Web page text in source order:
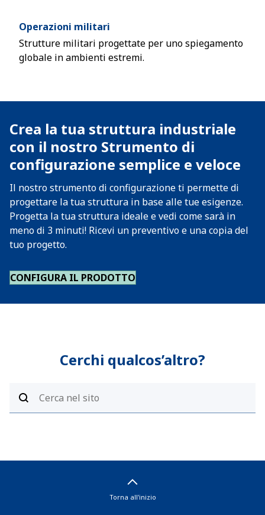
Operazioni militari
Strutture militari progettate per uno spiegamento
globale in ambienti estremi.
Crea la tua struttura industriale
con il nostro Strumento di
configurazione semplice e veloce
Il nostro strumento di configurazione ti permette di
progettare la tua struttura in base alle tue esigenze.
Progetta la tua struttura ideale e vedi come sarà in
meno di 3 minuti! Ricevi un preventivo e una copia del
tuo progetto.
CONFIGURA IL PRODOTTO
Cerchi qualcos’altro?
Torna all'inizio